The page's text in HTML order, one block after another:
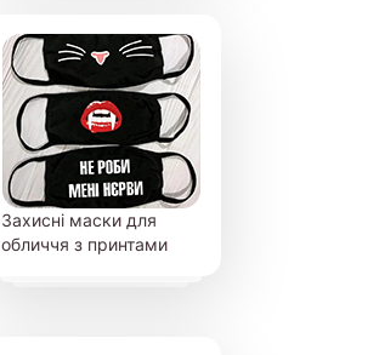
Захисні маски для
обличчя з принтами